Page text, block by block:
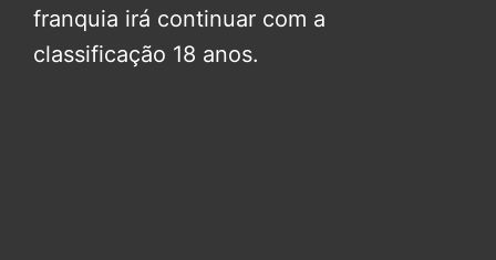
franquia irá continuar com a
classificação 18 anos.